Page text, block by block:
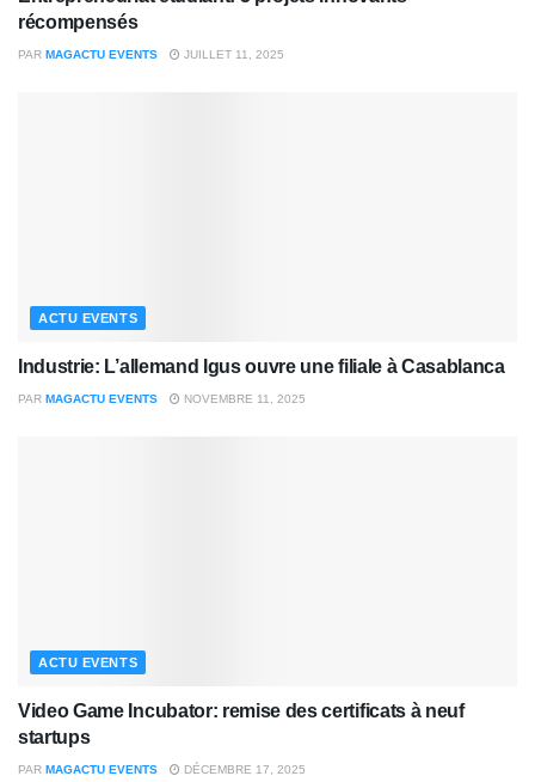
récompensés
PAR MAGACTU EVENTS JUILLET 11, 2025
ACTU EVENTS
Industrie: L’allemand Igus ouvre une filiale à Casablanca
PAR MAGACTU EVENTS NOVEMBRE 11, 2025
ACTU EVENTS
Video Game Incubator: remise des certificats à neuf
startups
PAR MAGACTU EVENTS DÉCEMBRE 17, 2025